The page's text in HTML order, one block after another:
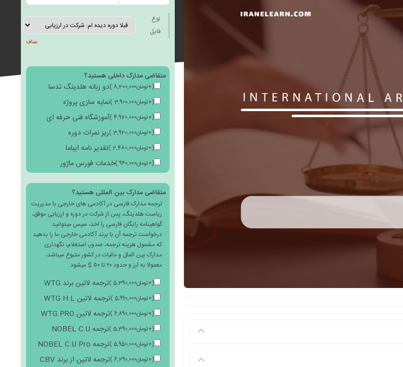
به
ها
نوع
فایل
صاف
متقاضی مدارک داخلی هستید؟
دو زبانه هلدینگ تدسا (
+
8,200,000تومان )
نمایه سازی پروژه (
+
3,900,000تومان )
آموزشگاه فنی حرفه ای (
+
4,970,000تومان )
ریز نمرات دوره (
+
3,920,000تومان )
تقدیر نامه ایباما (
+
2,480,000تومان )
خدمات فورس ماژور (
+
960,000تومان )
متقاضی مدارک بین المللی هستید؟
ترجمه مدارک فارسی در آکادمی های خارجی با مدیریت
ریاست هلدینگ، پس از شرکت در دوره و ارزیابی موفق،
گواهینامه رایگان فارسی را اخذ، سپس میتوانید
درخواست ترجمه آن با برند آکادمی خارجی ما را بدهید
که مشمول هزینه ترجمه، صدور، استعلام، نگهداری
مدارک بین الملل و مالیات در کشور متبوع میباشد،
معمولا به ارز و حدود ۲۰ تا ۵۰ $ میشود.
ترجمه لاتین برند WTG (
+
5,390,000تومان )
ترجمه لاتین WTG H.L (
+
5,990,000تومان )
ترجمه لاتین WTG PRO (
+
6,890,000تومان )
ترجمه NOBEL C.U (
+
5,390,000تومان )
ترجمه NOBEL C.U Pro (
+
5,950,000تومان )
ترجمه لاتین از برند CBV (
+
6,290,000تومان )